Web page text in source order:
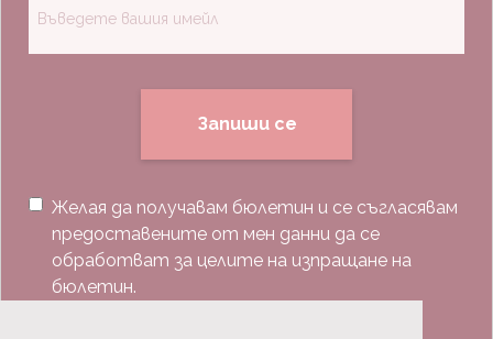
Запиши се
Желая да получавам бюлетин и се съгласявам
предоставените от мен данни да се
обработват за целите на изпращане на
бюлетин.